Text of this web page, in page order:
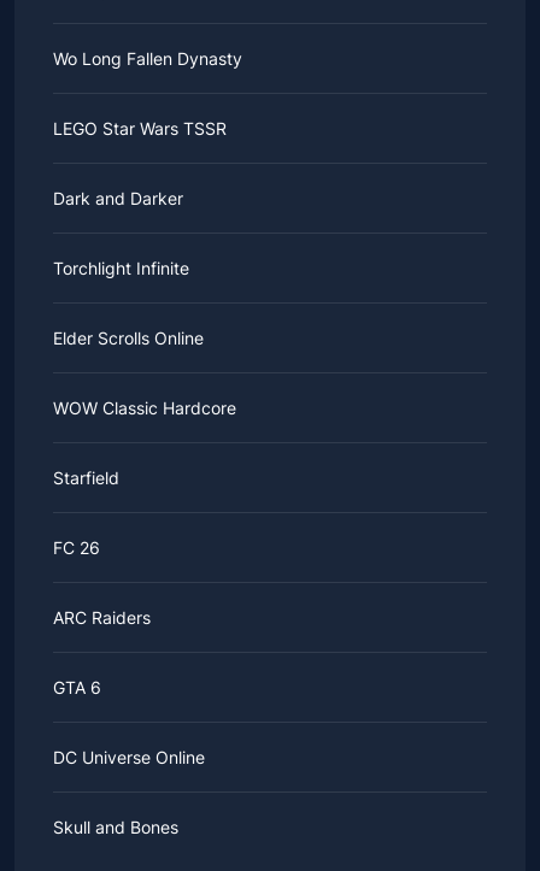
Wo Long Fallen Dynasty
LEGO Star Wars TSSR
Dark and Darker
Torchlight Infinite
Elder Scrolls Online
WOW Classic Hardcore
Starfield
FC 26
ARC Raiders
GTA 6
DC Universe Online
Skull and Bones